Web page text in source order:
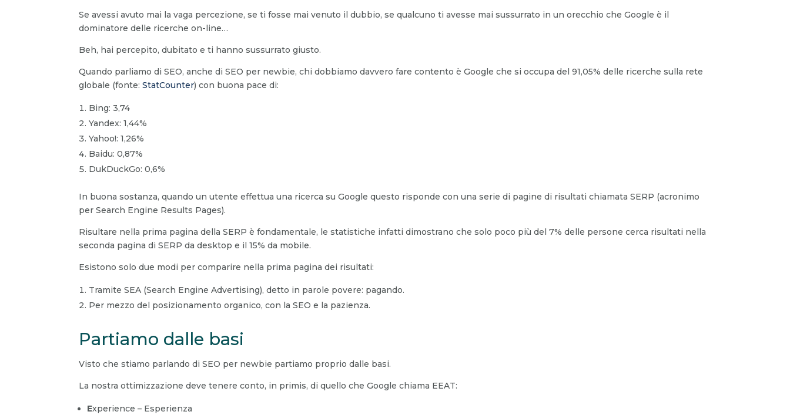
Se avessi avuto mai la vaga percezione, se ti fosse mai venuto il dubbio, se qualcuno ti avesse mai sussurrato in un orecchio che Google è il
dominatore delle ricerche on-line…
Beh, hai percepito, dubitato e ti hanno sussurrato giusto.
Quando parliamo di SEO, anche di SEO per newbie, chi dobbiamo davvero fare contento è Google che si occupa del 91,05% delle ricerche sulla rete
globale (fonte:StatCounter) con buona pace di:
Bing: 3,74
Yandex: 1,44%
Yahoo!: 1,26%
Baidu: 0,87%
DukDuckGo: 0,6%
In buona sostanza, quando un utente effettua una ricerca su Google questo risponde con una serie di pagine di risultati chiamata SERP (acronimo
per Search Engine Results Pages).
Risultare nella prima pagina della SERP è fondamentale, le statistiche infatti dimostrano che solo poco più del 7% delle persone cerca risultati nella
seconda pagina di SERP da desktop e il 15% da mobile.
Esistono solo due modi per comparire nella prima pagina dei risultati:
Tramite SEA (Search Engine Advertising), detto in parole povere: pagando.
Per mezzo del posizionamento organico, con la SEO e la pazienza.
Partiamo dalle basi
Visto che stiamo parlando di SEO per newbie partiamo proprio dalle basi.
La nostra ottimizzazione deve tenere conto, in primis, di quello che Google chiama EEAT:
Experience – Esperienza